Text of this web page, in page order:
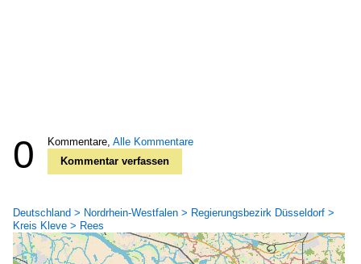
0 Kommentare, Alle Kommentare
Kommentar verfassen
Deutschland > Nordrhein-Westfalen > Regierungsbezirk Düsseldorf >
Kreis Kleve > Rees